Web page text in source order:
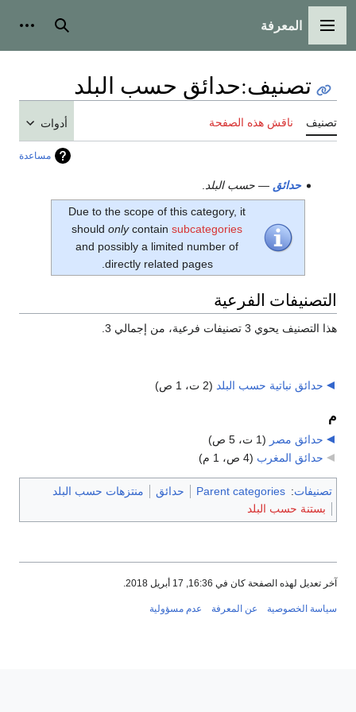
القائمة الرئيسية
المعرفة بحث
تصنيف:حدائق حسب البلد
تصنيف ناقش هذه الصفحة أدوات
مساعدة
حدائق — حسب البلد
Due to the scope of this category, it
should onlycontain subcategories
and possibly a limited number of
directly related pages.
التصنيفات الفرعية
هذا التصنيف يحوي 3 تصنيفات فرعية، من إجمالي 3.
حدائق نباتية حسب البلد (2 ت، 1 ص)
م
حدائق مصر (1 ت، 5 ص)
حدائق المغرب (4 ص، 1 م)
تصنيفات:
Parent categories حدائق
منتزهات حسب البلد
بستنة حسب البلد
آخر تعديل لهذه الصفحة كان في 16:36, 17 أبريل 2018.
سياسة الخصوصية عن المعرفة عدم مسؤولية